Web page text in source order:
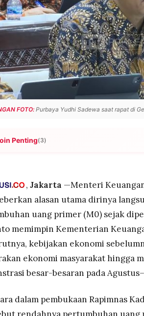
FOTO:Purbaya Yudhi Sadewa saat rapat di
Penting(3)
bisa memicu pergantian kekuasaan
menggelontorkan Rp 276 triliun
sehingga uang primer kini tumbuh
, Jakarta —Menteri
alasan utama dirinya
uang primer (M0) sejak
memimpin Kementerian
kebijakan ekonomi
ekonomi masyarakat hingga
besar-besaran pada
dalam pembukaan Rapimnas